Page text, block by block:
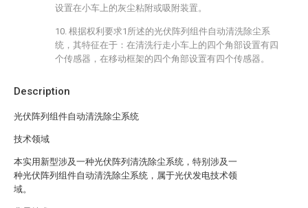
Description
光伏阵列组件自动清洗除尘系统
技术领域
本实用新型涉及一种光伏阵列清洗除尘系统，特别涉及一
种光伏阵列组件自动清洗除尘系统，属于光伏发电技术领
域。
设置在小车上的灰尘粘附或吸附装置。
10. 根据权利要求1所述的光伏阵列组件自动清洗除尘系
统，其特征在于：在清洗行走小车上的四个角部设置有四
个传感器，在移动框架的四个角部设置有四个传感器。